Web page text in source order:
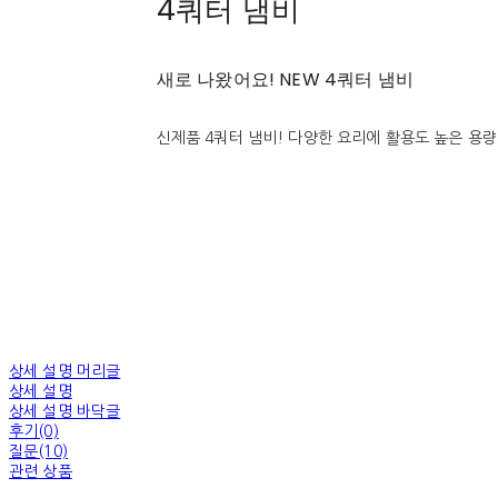
4쿼터 냄비
새로 나왔어요! NEW 4쿼터 냄비
신제품 4쿼터 냄비! 다양한 요리에 활용도 높은 용
상세 설명 머리글
상세 설명
상세 설명 바닥글
후기(0)
질문(10)
관련 상품